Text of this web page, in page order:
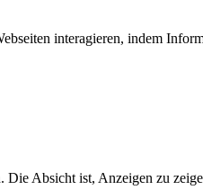
interagieren, indem
Absicht ist, Anzeigen zu